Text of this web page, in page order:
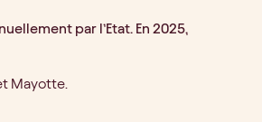
par l’Etat. En 2025,
Mayotte.